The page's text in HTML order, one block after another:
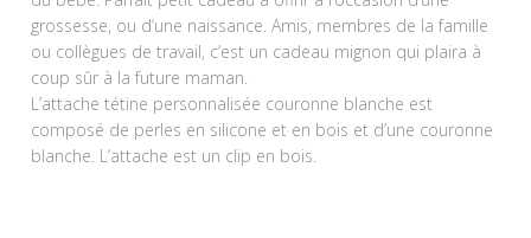
grossesse, ou d’une naissance. Amis, membres de la famille
ou collègues de travail, c’est un cadeau mignon qui plaira à
coup sûr à la future maman.
L’attache tétine personnalisée couronne blanche est
composé de perles en silicone et en bois et d’une couronne
blanche. L’attache est un clip en bois.